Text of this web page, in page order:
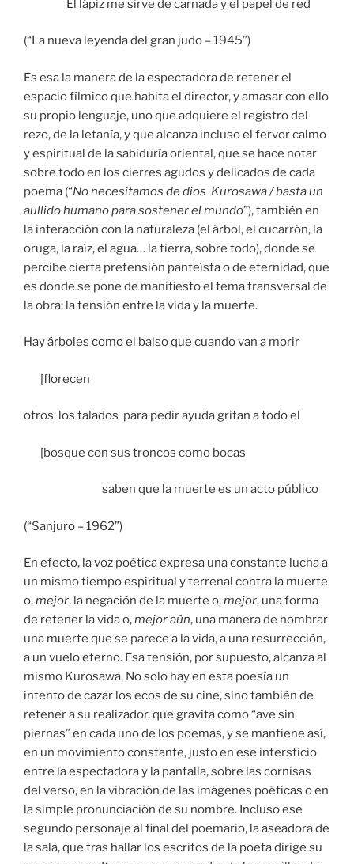
El lápiz me sirve de carnada y el papel de red
(“La nueva leyenda del gran judo – 1945”)
Es esa la manera de la espectadora de retener el
espacio fílmico que habita el director, y amasar con ello
su propio lenguaje, uno que adquiere el registro del
rezo, de la letanía, y que alcanza incluso el fervor calmo
y espiritual de la sabiduría oriental, que se hace notar
sobre todo en los cierres agudos y delicados de cada
poema (“No necesitamos de dios Kurosawa / basta un
aullido humano para sostener el mundo”), también en
la interacción con la naturaleza (el árbol, el cucarrón, la
oruga, la raíz, el agua… la tierra, sobre todo), donde se
percibe cierta pretensión panteísta o de eternidad, que
es donde se pone de manifiesto el tema transversal de
la obra: la tensión entre la vida y la muerte.
Hay árboles como el balso que cuando van a morir
[florecen
otros los talados para pedir ayuda gritan a todo el
[bosque con sus troncos como bocas
saben que la muerte es un acto público
(“Sanjuro – 1962”)
En efecto, la voz poética expresa una constante lucha a
un mismo tiempo espiritual y terrenal contra la muerte
o,mejor, la negación de la muerte o,mejor, una forma
de retener la vida o,mejor aún, una manera de nombrar
una muerte que se parece a la vida, a una resurrección,
a un vuelo eterno. Esa tensión, por supuesto, alcanza al
mismo Kurosawa. No solo hay en esta poesía un
intento de cazar los ecos de su cine, sino también de
retener a su realizador, que gravita como “ave sin
piernas” en cada uno de los poemas, y se mantiene así,
en un movimiento constante, justo en ese intersticio
entre la espectadora y la pantalla, sobre las cornisas
del verso, en la vibración de las imágenes poéticas o en
la simple pronunciación de su nombre. Incluso ese
segundo personaje al final del poemario, la aseadora de
la sala, que tras hallar los escritos de la poeta dirige su